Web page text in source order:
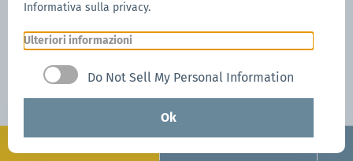
Informativa sulla privacy.
Ulteriori informazioni
Do Not Sell My Personal Information
Ok
Configura
Richiedi ora